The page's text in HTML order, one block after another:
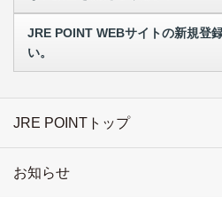
JRE POINT WEBサイトの新規登
い。
JRE POINTトップ
お知らせ